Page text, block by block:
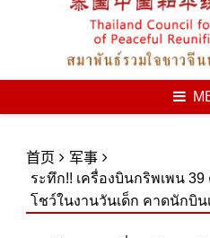
首页
军事
ระทึก!! เครื่องบินกริพเพน
โชว์ในงานวันเด็ก คาดนักบิน